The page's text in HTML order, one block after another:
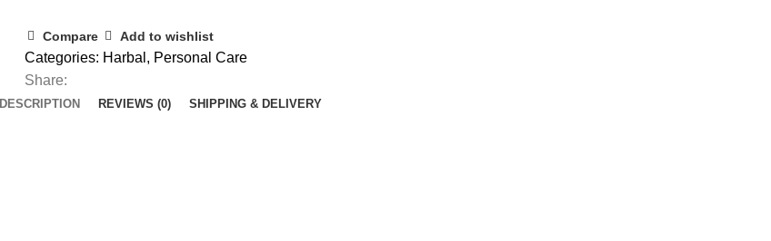
Compare Add to wishlist
Categories: Harbal , Personal Care
Share:
DESCRIPTION REVIEWS (0) SHIPPING & DELIVERY